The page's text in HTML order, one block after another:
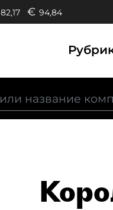
82,17 € 94,84